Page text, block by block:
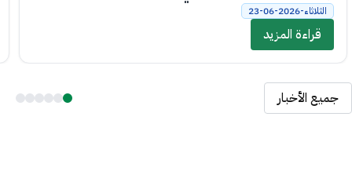
الثلاثاء-2026-06-23
قراءة المزيد
جميع الأخبار